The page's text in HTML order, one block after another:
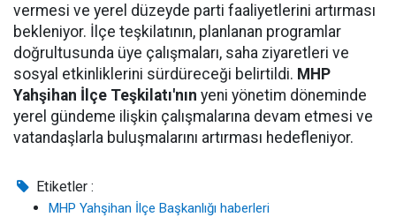
vermesi ve yerel düzeyde parti faaliyetlerini artırması
bekleniyor. İlçe teşkilatının, planlanan programlar
doğrultusunda üye çalışmaları, saha ziyaretleri ve
sosyal etkinliklerini sürdüreceği belirtildi. MHP
Yahşihan İlçe Teşkilatı'nın yeni yönetim döneminde
yerel gündeme ilişkin çalışmalarına devam etmesi ve
vatandaşlarla buluşmalarını artırması hedefleniyor.
Etiketler :
MHP Yahşihan İlçe Başkanlığı haberleri